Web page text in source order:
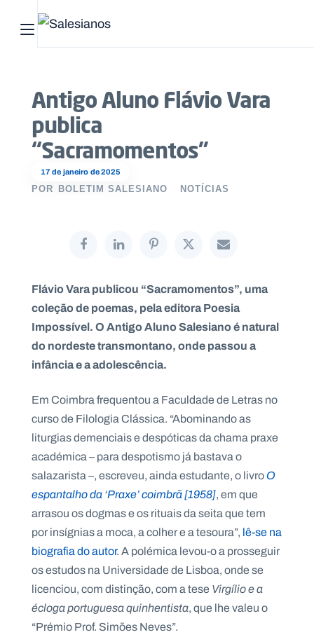
Abrir menu principal
17 de janeiro de 2025
Antigo Aluno Flávio Vara
publica
“Sacramomentos”
POR BOLETIM SALESIANO NOTÍCIAS
Flávio Vara publicou “Sacramomentos”, uma
coleção de poemas, pela editora Poesia
Impossível. O Antigo Aluno Salesiano é natural
do nordeste transmontano, onde passou a
infância e a adolescência.
Em Coimbra frequentou a Faculdade de Letras no
curso de Filologia Clássica. “Abominando as
liturgias demenciais e despóticas da chama praxe
académica – para despotismo já bastava o
salazarista –, escreveu, ainda estudante, o livroO
espantalho da ‘Praxe’ coimbrã [1958], em que
arrasou os dogmas e os rituais da seita que tem
por insígnias a moca, a colher e a tesoura”, lê-se na
biografia do autor. A polémica levou-o a prosseguir
os estudos na Universidade de Lisboa, onde se
licenciou, com distinção, com a tese Virgílio e a
écloga portuguesa quinhentista, que lhe valeu o
“Prémio Prof. Simões Neves”.
Início
Quem
somos
O
fazemos
Notícias
O
R
A
N
C
I
O
N
A
L
S
a
l
e
s
i
a
n
o
s
.